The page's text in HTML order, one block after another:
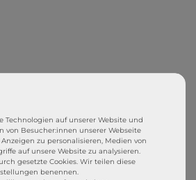
Technologien auf unserer Website und
von Besucher:innen unserer Webseite
zu personalisieren, Medien von
auf unsere Website zu analysieren.
gesetzte Cookies. Wir teilen diese
benennen.